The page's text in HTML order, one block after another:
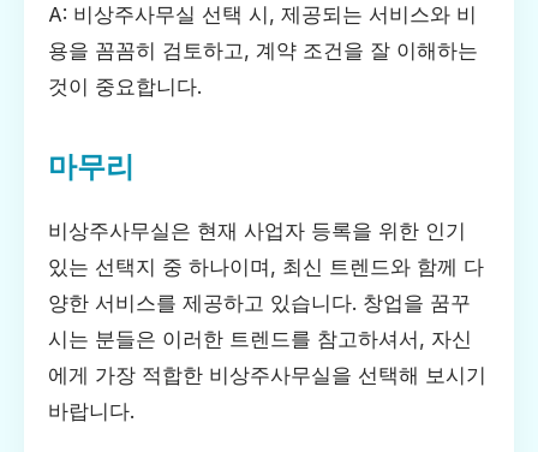
A: 비상주사무실 선택 시, 제공되는 서비스와 비
용을 꼼꼼히 검토하고, 계약 조건을 잘 이해하는
것이 중요합니다.
마무리
비상주사무실은 현재 사업자 등록을 위한 인기
있는 선택지 중 하나이며, 최신 트렌드와 함께 다
양한 서비스를 제공하고 있습니다. 창업을 꿈꾸
시는 분들은 이러한 트렌드를 참고하셔서, 자신
에게 가장 적합한 비상주사무실을 선택해 보시기
바랍니다.